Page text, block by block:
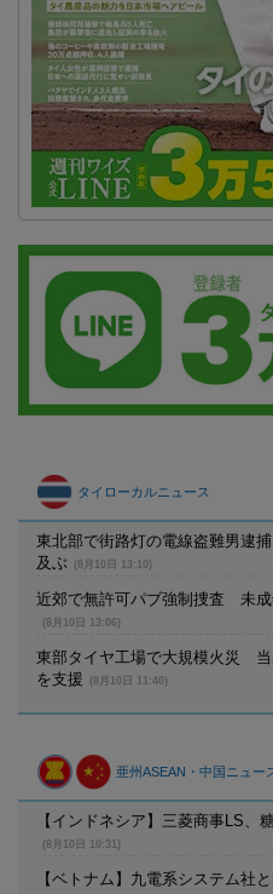
タイローカルニュース
東北部で街路灯の電線盗難男逮
及ぶ
(8月10日 13:10)
近郊で無許可パブ強制捜査 未成
(8月10日 13:06)
東部タイヤ工場で大規模火災
を支援
(8月10日 11:40)
亜州ASEAN・中国ニュー
【インドネシア】三菱商事LS、
(8月10日 10:31)
【ベトナム】九電系システム社